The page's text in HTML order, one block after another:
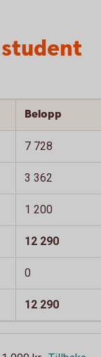
Belopp
7 728
3 362
1 200
12 290
0
12 290